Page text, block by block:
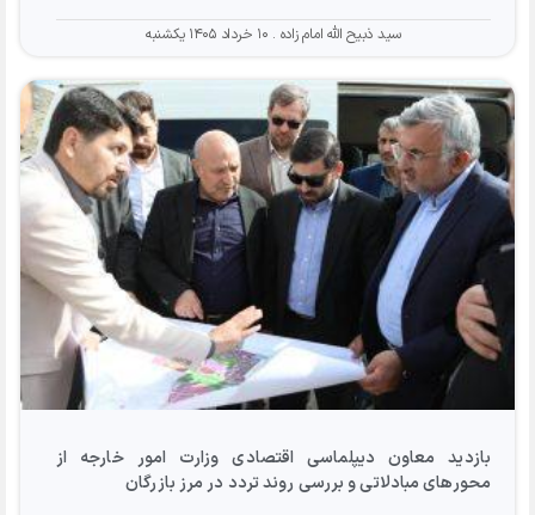
سید ذبیح الله امام زاده ۱۰ خرداد ۱۴۰۵ یکشنبه
بازدید معاون دیپلماسی اقتصادی وزارت امور خارجه از
محورهای مبادلاتی و بررسی روند تردد در مرز بازرگان